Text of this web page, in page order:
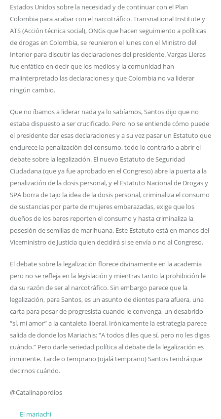
Estados Unidos sobre la necesidad y de continuar con el Plan
Colombia para acabar con el narcotráfico. Transnational Institute y
ATS (Acción técnica social), ONGs que hacen seguimiento a políticas
de drogas en Colombia, se reunieron el lunes con el Ministro del
Interior para discutir las declaraciones del presidente. Vargas Lleras
fue enfático en decir que los medios y la comunidad han
malinterpretado las declaraciones y que Colombia no va liderar
ningún cambio.
Que no íbamos a liderar nada ya lo sabíamos, Santos dijo que no
estaba dispuesto a ser crucificado. Pero no se entiende cómo puede
el presidente dar esas declaraciones y a su vez pasar un Estatuto que
endurece la penalización del consumo, todo lo contrario a abrir el
debate sobre la legalización. El nuevo Estatuto de Seguridad
Ciudadana (que ya fue aprobado en el Congreso) abre la puerta a la
penalización de la dosis personal, y el Estatuto Nacional de Drogas y
SPA borra de tajo la idea de la dosis personal, criminaliza el consumo
de sustancias por parte de mujeres embarazadas, exige que los
dueños de los bares reporten el consumo y hasta criminaliza la
posesión de semillas de marihuana. Este Estatuto está en manos del
Viceministro de Justicia quien decidirá si se envía o no al Congreso.
El debate sobre la legalización florece divinamente en la academia
pero no se refleja en la legislación y mientras tanto la prohibición le
da su razón de ser al narcotráfico. Sin embargo parece que la
legalización, para Santos, es un asunto de dientes para afuera, una
carta para posar de progresista cuando le convenga, un desabrido
“sí, mi amor” a la cantaleta liberal. Irónicamente la estrategia parece
salida de donde los Mariachis: “A todos diles que sí, pero no les digas
cuándo.” Pero darle seriedad política al debate de la legalización es
inminente. Tarde o temprano (ojalá temprano) Santos tendrá que
decirnos cuándo.
@Catalinapordios
El mariachi